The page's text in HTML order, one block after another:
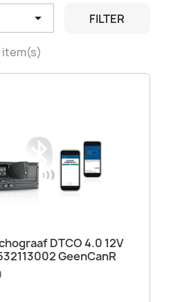
 FILTER
item(s)
DTCO 4.0 12V
GeenCanR